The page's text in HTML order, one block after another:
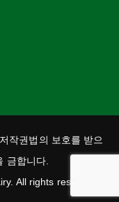
작권법의 보호를 받으
금합니다.
All rights reserved.